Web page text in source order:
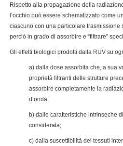
Rispetto alla propagazione della
l’occhio può essere schematizzato come
ciascuno con una particolare trasmissione
perciò in grado di assorbire e “filtrare”
Gli effetti biologici prodotti dalla RUV su
a) dalla dose assorbita che, a sua
proprietà filtranti delle strutture
assorbire completamente la
d’onda;
b) dalle caratteristiche intrinseche
considerata;
c) dalla suscettibilità dei tessuti